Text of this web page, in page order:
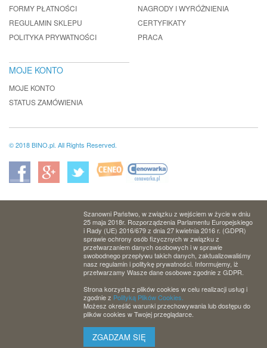
FORMY PŁATNOŚCI
REGULAMIN SKLEPU
POLITYKA PRYWATNOŚCI
NAGRODY I WYRÓŻNIENIA
CERTYFIKATY
PRACA
MOJE KONTO
MOJE KONTO
STATUS ZAMÓWIENIA
© 2018 BINO.pl. All Rights Reserved.
Szanowni Państwo, w związku z wejściem w życie w dniu
25 maja 2018r. Rozporządzenia Parlamentu Europejskiego
i Rady (UE) 2016/679 z dnia 27 kwietnia 2016 r. (GDPR)
sprawie ochrony osób fizycznych w związku z
przetwarzaniem danych osobowych i w sprawie
swobodnego przepływu takich danych, zaktualizowaliśmy
nasz regulamin i politykę prywatności. Informujemy, iż
przetwarzamy Wasze dane osobowe zgodnie z GDPR.
Strona korzysta z plików cookies w celu realizacji usług i
zgodnie z Polityką Plików Cookies.
Możesz określić warunki przechowywania lub dostępu do
plików cookies w Twojej przeglądarce.
ZGADZAM SIĘ